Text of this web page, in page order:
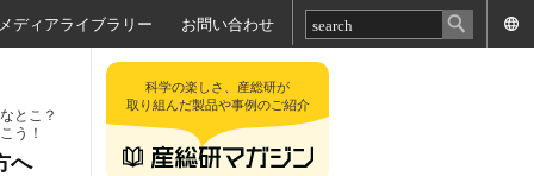
メディアライブラリー お問い合わせ
とこ？
う！
へ
科学の楽しさ、産総研が
取り組んだ製品や事例のご紹介